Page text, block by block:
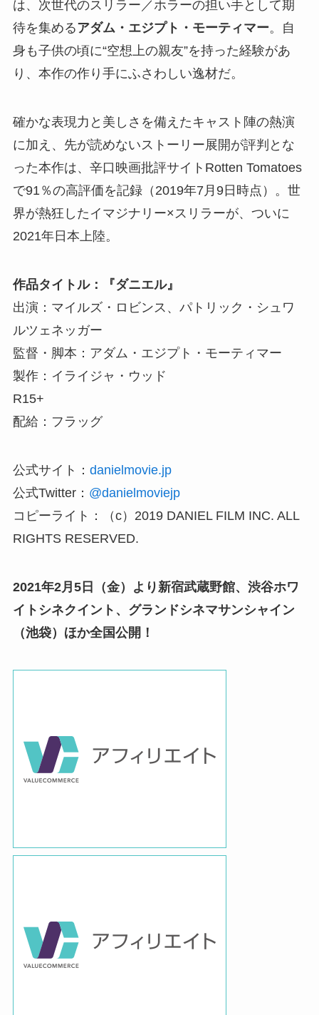
は、次世代のスリラー／ホラーの担い手として期
待を集めるアダム・エジプト・モーティマー。自
身も子供の頃に“空想上の親友”を持った経験があ
り、本作の作り手にふさわしい逸材だ。
確かな表現力と美しさを備えたキャスト陣の熱演
に加え、先が読めないストーリー展開が評判とな
った本作は、辛口映画批評サイトRotten Tomatoes
で91％の高評価を記録（2019年7月9日時点）。世
界が熱狂したイマジナリー×スリラーが、ついに
2021年日本上陸。
作品タイトル：『ダニエル』
出演：マイルズ・ロビンス、パトリック・シュワ
ルツェネッガー
監督・脚本：アダム・エジプト・モーティマー
製作：イライジャ・ウッド
R15+
配給：フラッグ
公式サイト： danielmovie.jp
公式Twitter： @danielmoviejp
コピーライト：（c）2019 DANIEL FILM INC. ALL
RIGHTS RESERVED.
2021年2月5日（金）より新宿武蔵野館、渋谷ホワ
イトシネクイント、グランドシネマサンシャイン
（池袋）ほか全国公開！